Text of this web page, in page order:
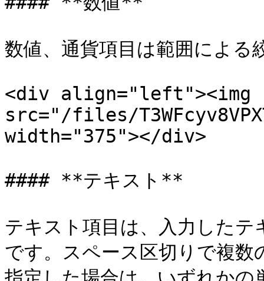
数値、通貨項目は範囲による
<div align="left"><img
src="/files/
width="375"></div>
#### **テキスト**
テキスト項目は、入力した
です。スペース区切りで複数